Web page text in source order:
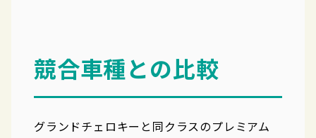
競合車種との比較
グランドチェロキーと同クラスのプレミアム